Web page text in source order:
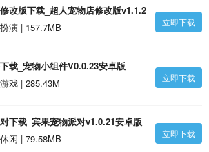
改版下载_超人宠物店修改版v1.1.2
演 | 157.7MB 立即下载
载_宠物小组件V0.0.23安卓版
戏 | 285.43M
立即下载
下载_宾果宠物派对v1.0.21安卓版
闲 | 79.58MB
立即下载